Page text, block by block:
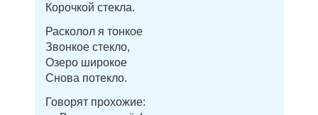
Корочкой стекла.
Расколол я тонкое
Звонкое стекло,
Озеро широкое
Снова потекло.
Говорят прохожие: